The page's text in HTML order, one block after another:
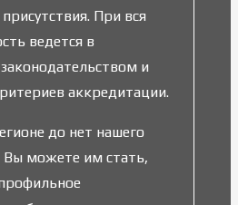
При вся
ведется в
и
аккредитации.
до нет нашего
Вы можете им стать,